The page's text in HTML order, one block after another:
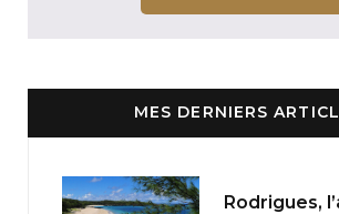
MES DERNIERS
Rodrigues,